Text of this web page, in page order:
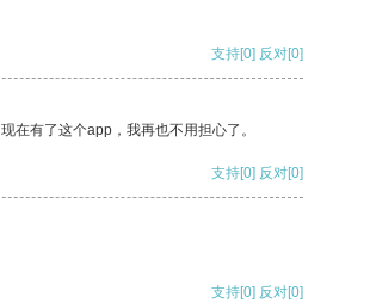
支持[0] 反对[0]
在有了这个app，我再也不用担心了。
支持[0] 反对[0]
支持[0] 反对[0]